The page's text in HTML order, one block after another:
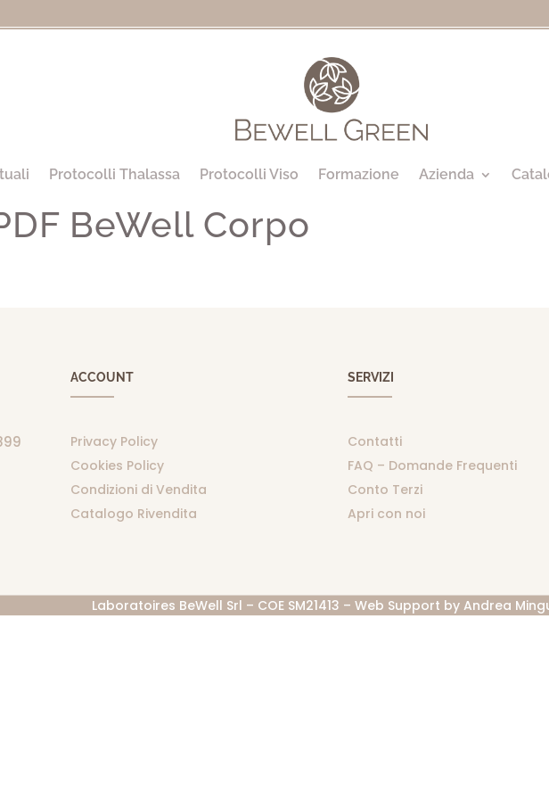
Protocolli Thalassa Protocolli Viso Formazione Azienda
BeWell Corpo
ACCOUNT
Privacy Policy
Cookies Policy
Condizioni di Vendita
Catalogo Rivendita
SERVIZI
Contatti
FAQ – Domande Frequenti
Conto Terzi
Apri con noi
Laboratoires BeWell Srl – COE SM21413 – Web Support by Andrea